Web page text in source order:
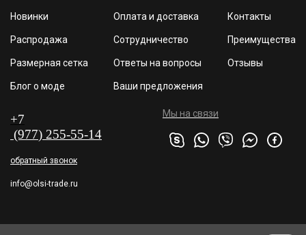
Новинки
Распродажа
Размерная сетка
Блог о моде
Оплата и доставка
Сотрудничество
Ответы на вопросы
Ваши предложения
Контакты
Преимущества
Отзывы
+7
(977) 255-55-14
обратный звонок
info@olsi-trade.ru
Мы на связи